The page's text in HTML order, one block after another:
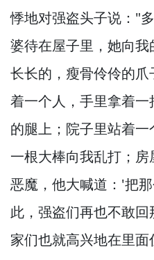
悸地对强盗头子说："
婆待在屋子里， 她向我
长长的， 瘦骨伶伶的
着一个人， 手里拿着一
的腿上；院子里站着一
一根大棒向我乱打；
恶魔， 他大喊道：'把
此， 强盗们再也不敢回
家们也就高兴地在里面